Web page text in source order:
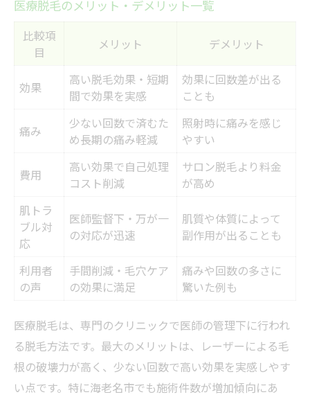
医療脱毛のメリット・デメリット一覧
比較項
目
メリット デメリット
効果
高い脱毛効果・短期
間で効果を実感
効果に回数差が出る
ことも
痛み
少ない回数で済むた
め長期の痛み軽減
照射時に痛みを感じ
やすい
費用
高い効果で自己処理
コスト削減
サロン脱毛より料金
が高め
肌トラ
ブル対
応
医師監督下・万が一
の対応が迅速
肌質や体質によって
副作用が出ることも
利用者
の声
手間削減・毛穴ケア
の効果に満足
痛みや回数の多さに
驚いた例も
医療脱毛は、専門のクリニックで医師の管理下に行われ
る脱毛方法です。最大のメリットは、レーザーによる毛
根の破壊力が高く、少ない回数で高い効果を実感しやす
い点です。特に海老名市でも施術件数が増加傾向にあ